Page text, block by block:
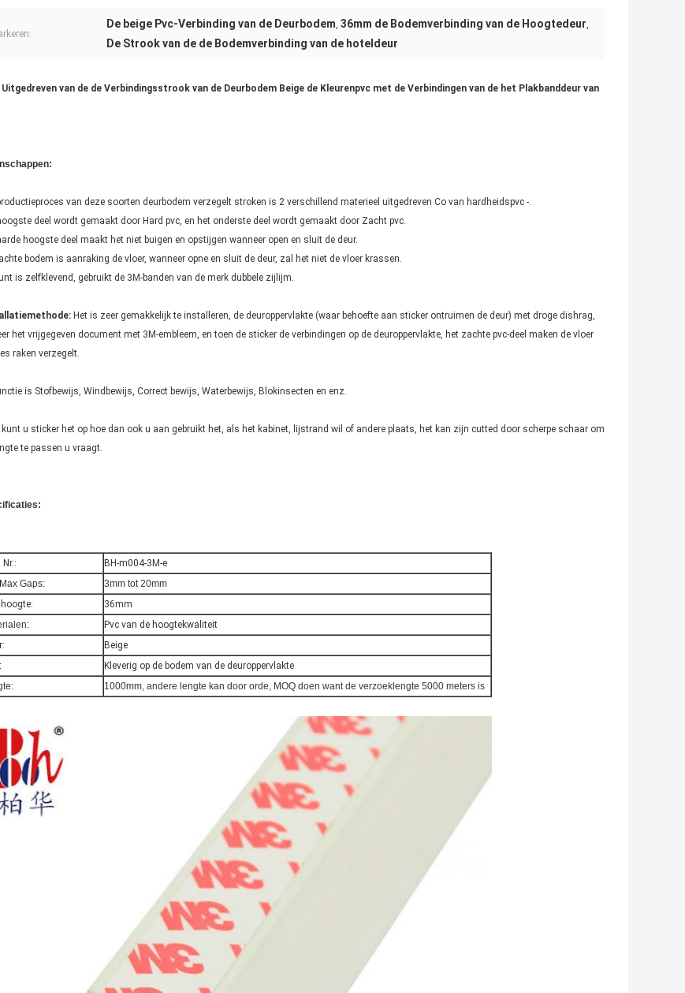
De beige Pvc-Verbinding van de Deurbodem, 36mm de Bodemverbinding van de Hoogtedeur,
De Strook van de de Bodemverbinding van de hoteldeur
Uitgedreven van de de Verbindingsstrook van de Deurbodem Beige de Kleurenpvc met de Verbindingen van de het Plakbanddeur van
van deze soorten deurbodem verzegelt stroken is 2 verschillend materieel uitgedreven Co van hardheidspvc -.
deel wordt gemaakt door Hard pvc, en het onderste deel wordt gemaakt door Zacht pvc.
hoogste deel maakt het niet buigen en opstijgen wanneer open en sluit de deur.
bodem is aanraking de vloer, wanneer opne en sluit de deur, zal het niet de vloer krassen.
is zelfklevend, gebruikt de 3M-banden van de merk dubbele zijlijm.
Het is zeer gemakkelijk te installeren, de deuroppervlakte (waar behoefte aan sticker ontruimen de deur) met droge dishrag,
het vrijgegeven document met 3M-embleem, en toen de sticker de verbindingen op de deuroppervlakte, het zachte pvc-deel maken de vloer
raken verzegelt.
is Stofbewijs, Windbewijs, Correct bewijs, Waterbewijs, Blokinsecten en enz.
kunt u sticker het op hoe dan ook u aan gebruikt het, als het kabinet, lijstrand wil of andere plaats, het kan zijn cutted door scherpe schaar om
te passen u vraagt.
Nr.:
BH-m004-3M-e
Gaps:
3mm tot 20mm
36mm
Pvc van de hoogtekwaliteit
Beige
Kleverig op de bodem van de deuroppervlakte
1000mm, andere lengte kan door orde, MOQ doen want de verzoeklengte 5000 meters is